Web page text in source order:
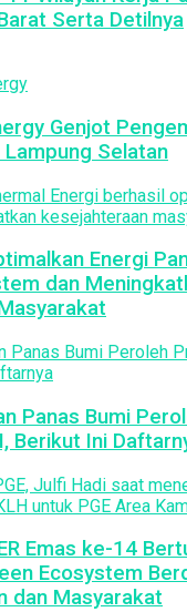
Serta Detilnya
Genjot
Selatan
Energi
dan
Panas Bumi
Berikut Ini
Emas ke-14
Ecosystem
dan Masyarakat